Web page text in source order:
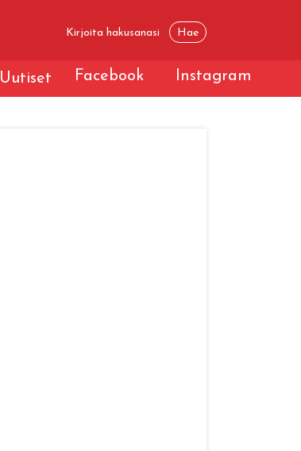
Uutiset Facebook Instagram